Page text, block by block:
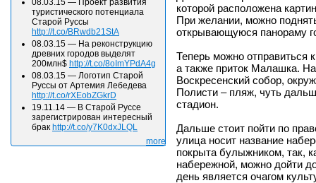
которой расположена
При желании, можно
открывающуюся панораму
Теперь можно отправиться
а также приток Малашка.
Воскресенский собор,
Полисти – пляж, чуть
стадион.
Дальше стоит пойти по
улица носит название
покрыта булыжником, так,
набережной, можно дойти
день является очагом
08.03.15 — Проект развития
туристического потенциала
Старой Руссы
http://t.co/BRwdb21StA
08.03.15 — На реконструкцию
древних городов выделят
200млн$ http://t.co/8oImYPdA4g
08.03.15 — Логотип Старой
Руссы от Артемия Лебедева
http://t.co/rXEobZGkrD
19.11.14 — В Старой Руссе
зарегистрирован интересный
брак http://t.co/y7K0dxJLQL
more